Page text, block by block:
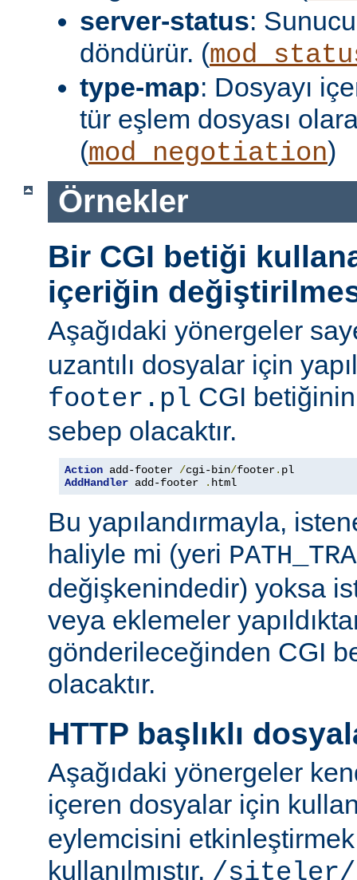
server-status:
döndürür. (
type-map: Dosyayı
tür eşlem dosyası
(mod_negotiation)
Örnekler
Bir CGI betiği
içeriğin
Aşağıdaki yönergeler
uzantılı dosyalar için
footer.pl CGI
sebep olacaktır.
Action add-footer /cgi-bin/footer.
AddHandler add-footer . html
Bu yapılandırmayla,
haliyle mi (yeri
değişkenindedir) yoksa
veya eklemeler
gönderileceğinden CGI
olacaktır.
HTTP başlıklı
Aşağıdaki yönergeler
içeren dosyalar için
eylemcisini
kullanılmıştır. /siteler/